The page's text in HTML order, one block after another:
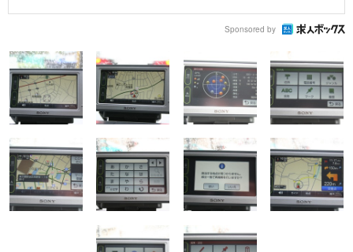
Sponsored by